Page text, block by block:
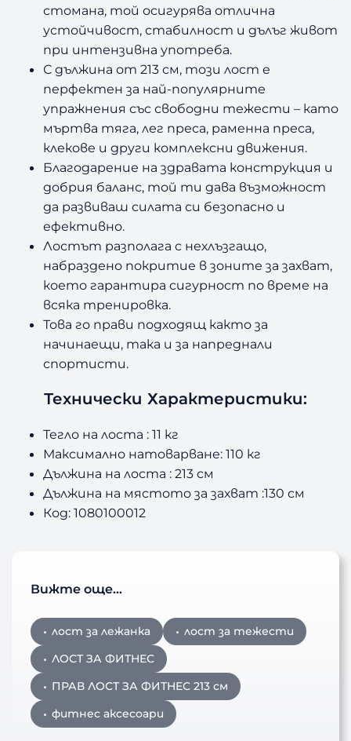
стомана, той осигурява отлична
устойчивост, стабилност и дълъг живот
при интензивна употреба.
С дължина от 213 см, този лост е
перфектен за най-популярните
упражнения със свободни тежести – като
мъртва тяга, лег преса, раменна преса,
клекове и други комплексни движения.
Благодарение на здравата конструкция и
добрия баланс, той ти дава възможност
да развиваш силата си безопасно и
ефективно.
Лостът разполага с нехлъзгащо,
набраздено покритие в зоните за захват,
което гарантира сигурност по време на
всяка тренировка.
Това го прави подходящ както за
начинаещи, така и за напреднали
спортисти.
Технически Характеристики:
Тегло на лоста : 11 кг
Максимално натоварване: 110 кг
Дължина на лоста : 213 см
Дължина на мястото за захват :130 см
Код: 1080100012
Вижте още…
лост за лежанка
лост за тежести
ЛОСТ ЗА ФИТНЕС
ПРАВ ЛОСТ ЗА ФИТНЕС 213 см
фитнес аксесоари